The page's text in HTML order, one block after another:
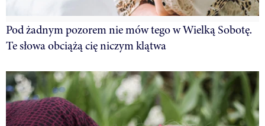
Pod żadnym pozorem nie mów tego w Wielką Sobotę.
Te słowa obciążą cię niczym klątwa